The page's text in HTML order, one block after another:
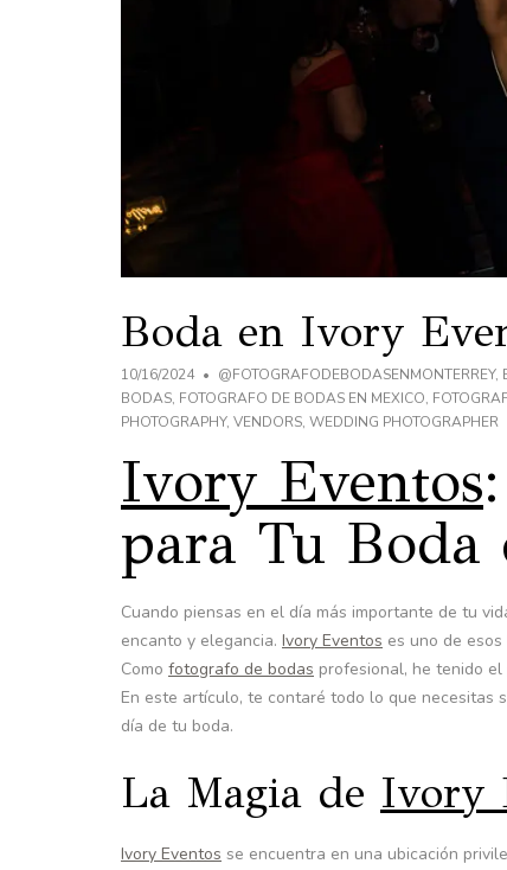
Boda en Ivory
10/16/2024 @FOTOGRAFODEBODASENMONTERREY,
BODAS, FOTOGRAFO DE BODAS EN MEXICO,
PHOTOGRAPHY, VENDORS, WEDDING PHOTOGRAPHER
Ivory Eventos
para Tu Boda
Cuando piensas en el día más importante de tu
encanto y elegancia. Ivory Eventos es uno de
Como fotografo de bodas profesional, he tenido
En este artículo, te contaré todo lo que necesitas
día de tu boda.
La Magia de Ivory
Ivory Eventos se encuentra en una ubicación